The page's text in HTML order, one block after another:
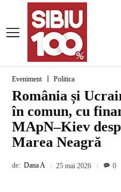
Eveniment Politica
România și
în comun, cu
MApN–Kiev
Marea Neagră
de: Dana A 25 mai 2026 0